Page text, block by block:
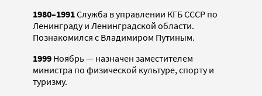
1980–1991Служба в управлении КГБ СССР по
Ленинграду и Ленинградской области.
Познакомился с Владимиром Путиным.
1999 Ноябрь — назначен заместителем
министра по физической культуре, спорту и
туризму.